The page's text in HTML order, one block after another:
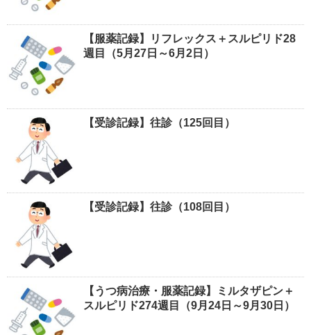
【服薬記録】リフレックス＋スルピリド28
週目（5月27日～6月2日）
【受診記録】往診（125回目）
【受診記録】往診（108回目）
【うつ病治療・服薬記録】ミルタザピン＋
スルピリド274週目（9月24日～9月30日）